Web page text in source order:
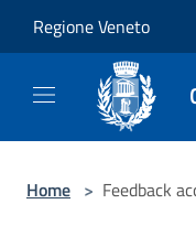
Regione Veneto
Home > Feedback